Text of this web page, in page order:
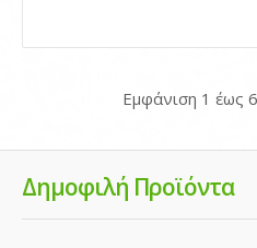
Κρεμμύδια Στιφάδου
2,80€ /κιλ.
Availability Διαθέσιμο
Εμφάνιση 1 έως
Δημοφιλή Προϊόντα